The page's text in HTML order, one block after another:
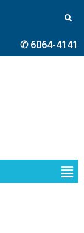
✆ 6064-4141